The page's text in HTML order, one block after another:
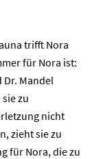
trifft Nora
für Nora ist:
Mandel
zu
nicht
zieht sie zu
für Nora, die zu